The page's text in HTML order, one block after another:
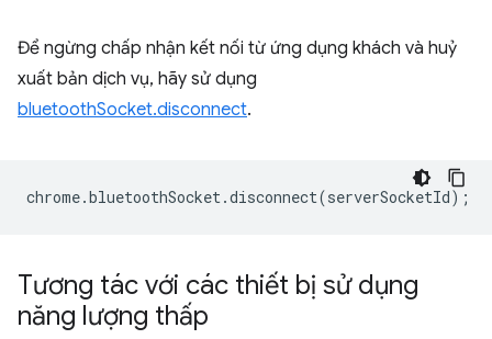
Để ngừng chấp nhận kết nối từ ứng dụng khách và huỷ
xuất bản dịch vụ, hãy sử dụng
bluetoothSocket.disconnect.
chrome.bluetoothSocket.disconnect(serverSocketId);
Tương tác với các thiết bị sử dụng
năng lượng thấp